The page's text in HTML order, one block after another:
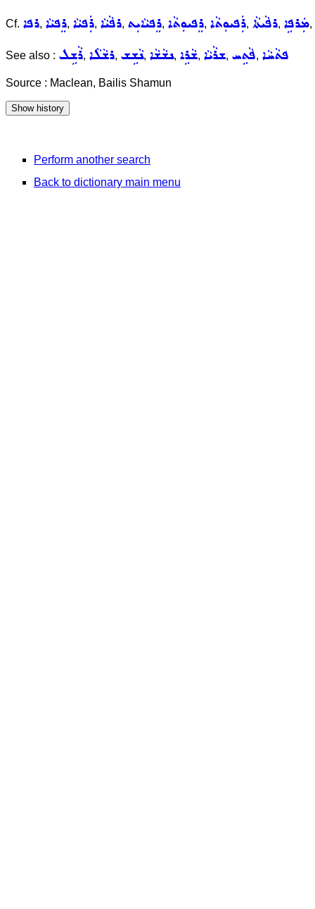
Cf. ܪܦܐ, ܪܸܦܝܵܐ, ܪܲܦܝܵܐ, ܪܦܵܝܵܐ, ܪܸܦܝܵܐܝܼܬ, ܪܸܦܝܘܼܬܵܐ, ܪܲܦܝܘܼܬܵܐ, ܪܦܵܝܬܵܐ, ܡܲܪܦܹܐ,
See also : ܪܵܫܹܠ, ܪܫܵܠܵܐ, ܢܵܫܹܫ, ܢܫܵܫܵܐ, ܫܵܪܹܐ, ܫܪܵܝܵܐ, ܦܵܬܹܚ, ܦܬܵܚܵܐ
Source : Maclean, Bailis Shamun
Perform another search
Back to dictionary main menu